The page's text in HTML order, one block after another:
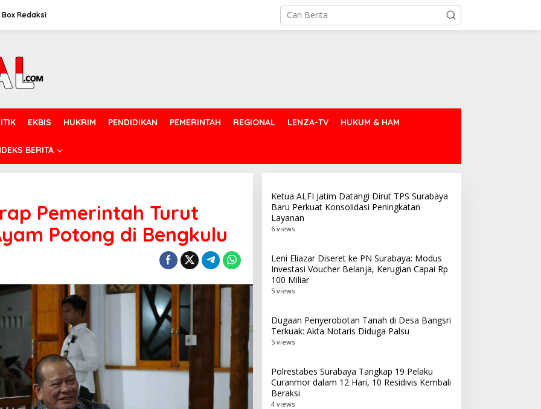
Box Redaksi
EKBIS HUKRIM PENDIDIKAN PEMERINTAH REGIONAL LENZA-TV HUKUM & HAM
BERITA
Pemerintah Turut
Potong di Bengkulu
Ketua ALFI Jatim Datangi Dirut TPS Surabaya
Baru Perkuat Konsolidasi Peningkatan
Layanan
6 views
Leni Eliazar Diseret ke PN Surabaya: Modus
Investasi Voucher Belanja, Kerugian Capai Rp
100 Miliar
5 views
Dugaan Penyerobotan Tanah di Desa Bangsri
Terkuak: Akta Notaris Diduga Palsu
5 views
Polrestabes Surabaya Tangkap 19 Pelaku
Curanmor dalam 12 Hari, 10 Residivis Kembali
Beraksi
4 views